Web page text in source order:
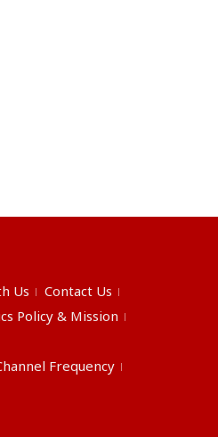
Us
Contact Us
Policy & Mission
Frequency